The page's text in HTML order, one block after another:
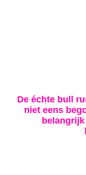
De échte bull
niet eens